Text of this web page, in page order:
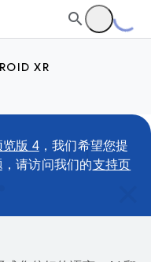
XR
版 4，我们希望您提
请访问我们的支持页